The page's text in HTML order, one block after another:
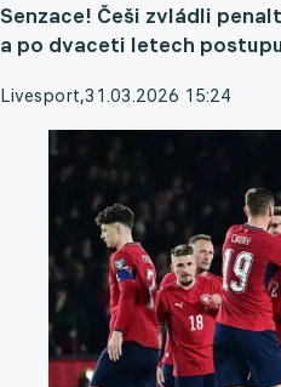
Senzace! Češi zvládli
a po dvaceti letech
Livesport,31.03.2026 15:24